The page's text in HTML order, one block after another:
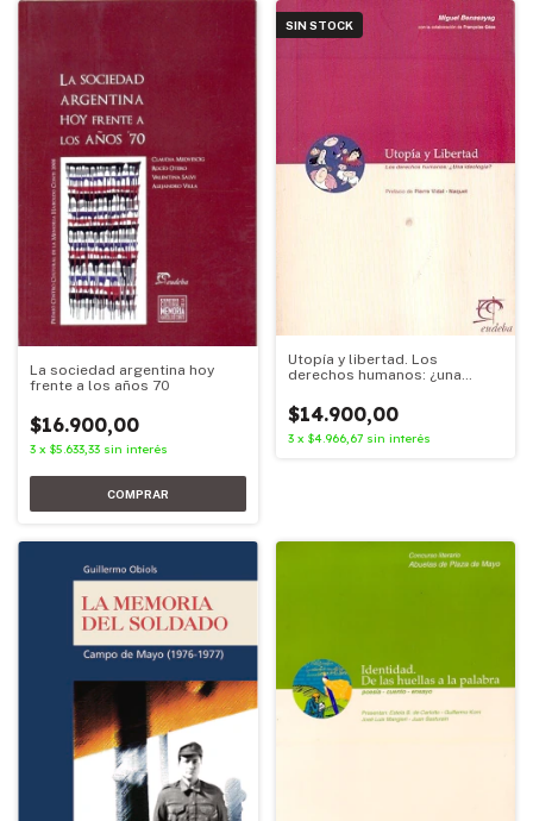
La sociedad argentina hoy
frente a los años 70
$16.900,00
3 x $5.633,33 sin interés
SIN STOCK
Utopía y libertad. Los
derechos humanos: ¿una
$14.900,00
3 x $4.966,67 sin interés